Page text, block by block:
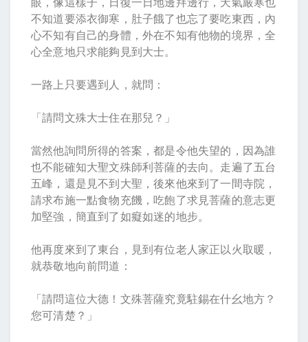
眼，像這樣子，日復一日地邊拜邊行，天氣嚴寒也
不知道要添衣御寒，肚子餓了也忘了要吃東西，內
心不知有自己的身體，外在不知有他物的境界，全
心全意地只求能夠見到大士。
一路上只要遇到人，就問：
「請問文殊大士住在那兒？」
當然他詢問所得的答案，都是令他失望的，因為誰
也不能確知大聖文殊師利菩薩的去向。走遍了五台
五峰，還是見不到大聖，後來他來到了一間寺院，
請求布施一點食物充饑，吃飽了求見菩薩的意志更
加堅強，簡直到了如癡如迷的地步。
他再度來到了東台，見到有位老人家正以火取暖，
就恭敬地向前問道：
「請問這位大德！文殊菩薩究竟駐錫在什幺地方？
您可清楚？」